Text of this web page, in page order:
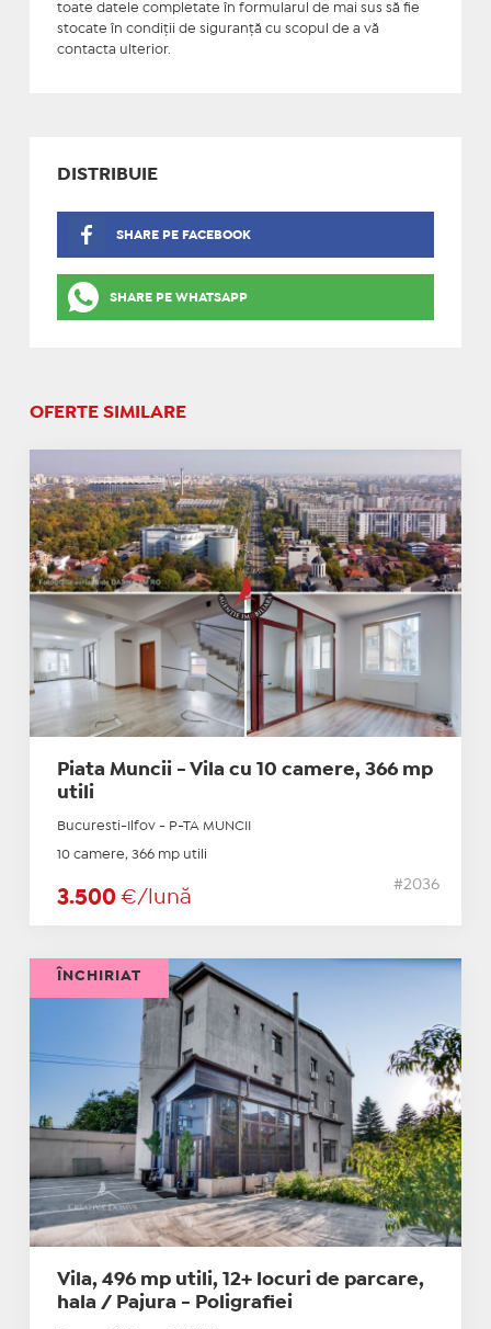
toate datele completate în formularul de mai sus să fie
stocate în condiţii de siguranţă cu scopul de a vă
contacta ulterior.
DISTRIBUIE
SHARE PE FACEBOOK
SHARE PE WHATSAPP
OFERTE SIMILARE
Piata Muncii - Vila cu 10 camere, 366 mp
utili
Bucuresti-Ilfov - P-TA MUNCII
10 camere, 366 mp utili
3.500 €/lună
#2036
Vila, 496 mp utili, 12+ locuri de parcare,
hala / Pajura - Poligrafiei
ÎNCHIRIAT